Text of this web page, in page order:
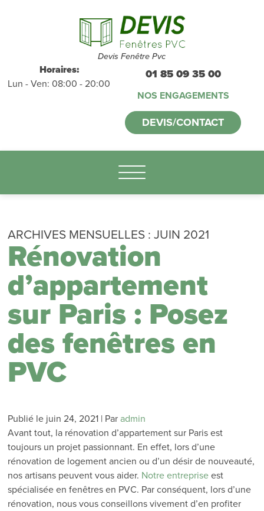
Devis Fenêtre Pvc
Horaires:
Lun - Ven: 08:00 - 20:00
01 85 09 35 00
NOS ENGAGEMENTS
DEVIS/CONTACT
Devis et
déplacements
gratuitssans
engagement
appelez-nous :
01.85.09.35.00
ARCHIVES MENSUELLES :JUIN 2021
Rénovation
d’appartement
sur Paris : Posez
des fenêtres en
PVC
Publié le juin 24, 2021 | Par admin
Avant tout, la rénovation d’appartement sur Paris est
toujours un projet passionnant. En effet, lors d’une
rénovation de logement ancien ou d’un désir de nouveauté,
nos artisans peuvent vous aider. Notre entreprise est
spécialisée en fenêtres en PVC. Par conséquent, lors d’une
rénovation, nous vous conseillons vivement d’en profiter